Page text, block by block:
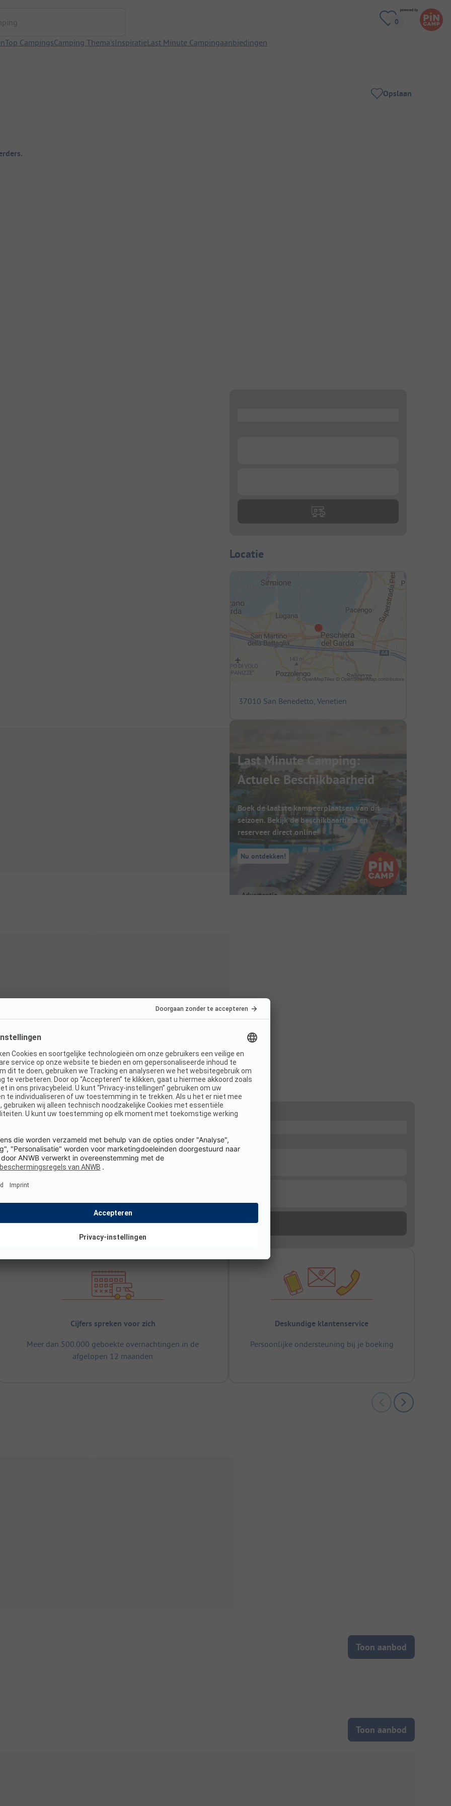
Top CampingsCamping Thema'sInspiratieLast Minute Campingaanbiedingen
Opslaan
Locatie
37010 San Benedetto, Venetien
Last Minute Camping:
Actuele Beschikbaarheid
Boek de laatste kampeerplaatsen van dit
seizoen. Bekijk de beschikbaarheid en
reserveer direct online!
Nu ontdekken!
Cijfers spreken voor zich
Meer dan 500.000 geboekte overnachtingen in de
afgelopen 12 maanden
Deskundige klantenservice
Persoonlijke ondersteuning bij je boeking
Toon aanbod
Toon aanbod